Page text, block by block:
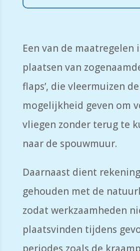
Een van de maatregelen
plaatsen van
flaps’, die vleermuizen de
mogelijkheid geven om
vliegen zonder terug te
naar de spouwmuur.
Daarnaast dient
gehouden met de
zodat werkzaamheden
plaatsvinden tijdens
periodes zoals de